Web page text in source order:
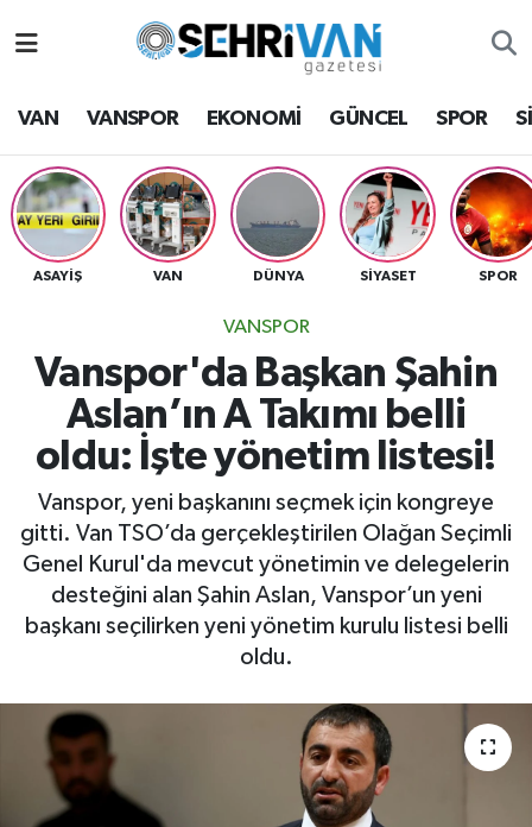
VAN VANSPOR EKONOMİ GÜNCEL SPOR
ASAYİŞ VAN DÜNYA SİYASET SPOR
VANSPOR
Vanspor'da Başkan Şahin
Aslan’ın A Takımı belli
oldu: İşte yönetim listesi!
Vanspor, yeni başkanını seçmek için kongreye
gitti. Van TSO’da gerçekleştirilen Olağan Seçimli
Genel Kurul'da mevcut yönetimin ve delegelerin
desteğini alan Şahin Aslan, Vanspor’un yeni
başkanı seçilirken yeni yönetim kurulu listesi belli
oldu.
Van Hava Durumu
VAN Namaz Vakitleri
Van Trafik Yoğunluk Haritası
Süper Lig Puan Durumu ve Fikstür
Tüm Manşetler
Son Dakika Haberleri
Haber Arşivi